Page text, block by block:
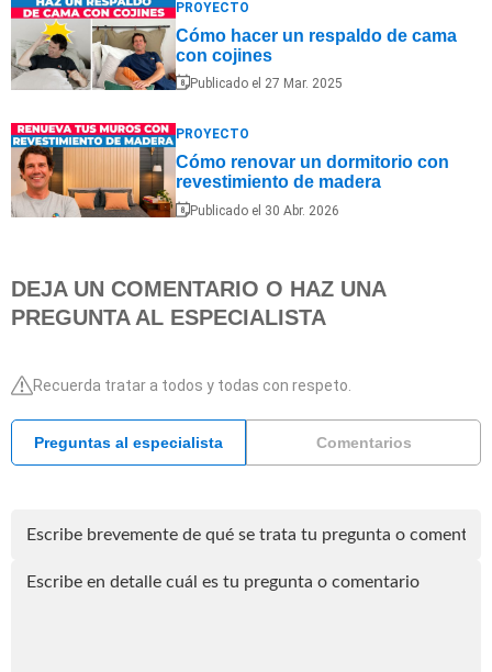
PROYECTO
Cómo hacer un respaldo de cama
con cojines
Publicado el 27 Mar. 2025
PROYECTO
Cómo renovar un dormitorio con
revestimiento de madera
Publicado el 30 Abr. 2026
DEJA UN COMENTARIO O HAZ UNA
PREGUNTA AL ESPECIALISTA
Recuerda tratar a todos y todas con respeto.
Preguntas al especialista Comentarios